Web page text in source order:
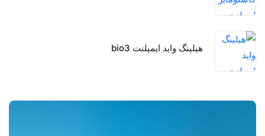
هیلینگ واید ایمپلنت bio3